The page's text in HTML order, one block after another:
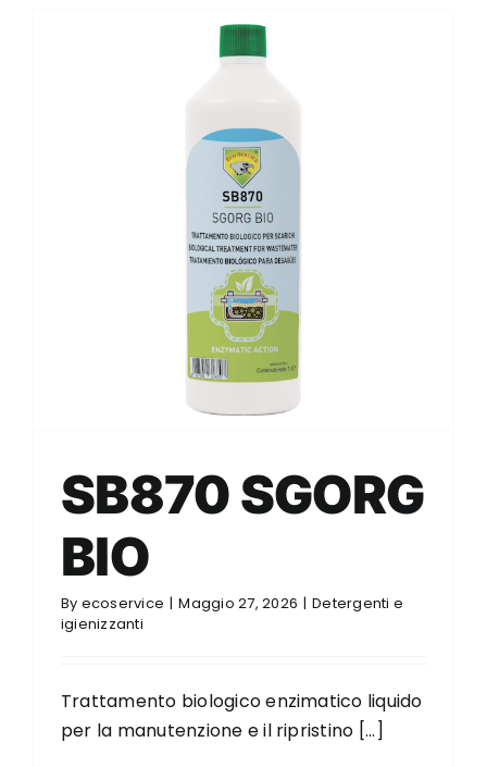
SB870 SGORG
BIO
By ecoservice | Maggio 27, 2026 | Detergenti e
igienizzanti
Trattamento biologico enzimatico liquido
per la manutenzione e il ripristino [...]